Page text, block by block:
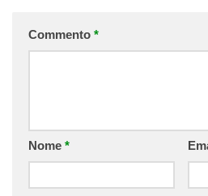
Commento *
Nome *